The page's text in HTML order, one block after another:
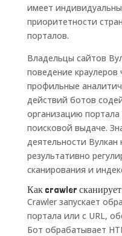
имеет
приоритетности
порталов.
Владельцы сайтов
поведение краулеров
профильные
действий ботов
организацию
поисковой выдаче.
деятельности Вулкан
результативно
сканирования и
Как crawler
Crawler запускает
портала или с URL,
Бот обрабатывает